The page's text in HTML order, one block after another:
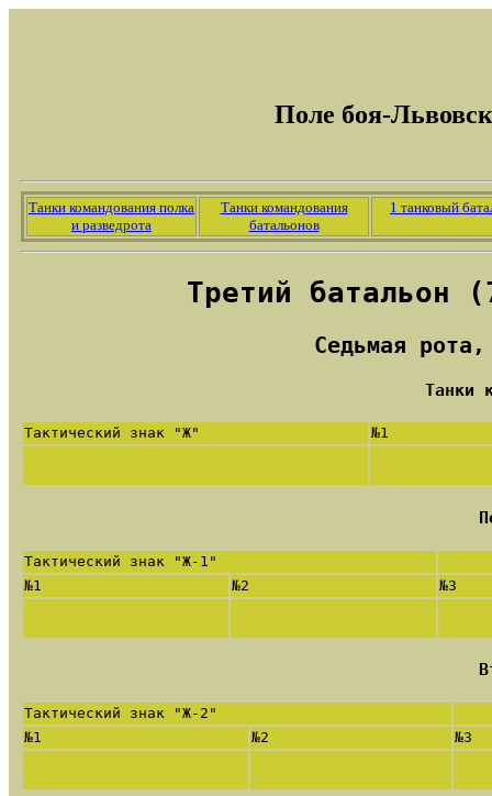
Поле боя-
Танки командования полка
и разведрота
Танки командования
батальонов
1 танковый
Третий
Седьмая
Танки
Тактический знак "Ж" №1
Тактический знак "Ж-1"
№1
№2 №3
Тактический знак "Ж-2"
№1
№2 №3